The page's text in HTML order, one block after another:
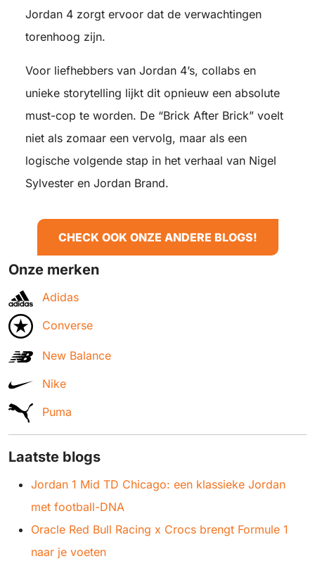
Jordan 4 zorgt ervoor dat de verwachtingen
torenhoog zijn.
Voor liefhebbers van Jordan 4’s, collabs en
unieke storytelling lijkt dit opnieuw een absolute
must-cop te worden. De “Brick After Brick” voelt
niet als zomaar een vervolg, maar als een
logische volgende stap in het verhaal van Nigel
Sylvester en Jordan Brand.
CHECK OOK ONZE ANDERE BLOGS!
Onze merken
Adidas
Converse
New Balance
Nike
Puma
Laatste blogs
Jordan 1 Mid TD Chicago: een klassieke Jordan
met football-DNA
Oracle Red Bull Racing x Crocs brengt Formule 1
naar je voeten